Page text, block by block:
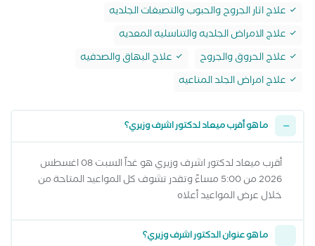
علاج اثار الجروح والحبوب والتصبغات الجلديه
علاج الامراض الجلديه والتناسليه المعديه
علاج الحروق والجروح
علاج البهاق والصدفيه
علاج امراض الجلد المناعيه
ما هو أقرب ميعاد لدكتور اشرف وزيري؟
أقرب ميعاد لدكتور اشرف وزيري هو غداً السبت 08 اغسطس
2026 من 5:00 مساءً وتقدر تشوف كل المواعيد المتاحة من
خلال عرض المواعيد أعلاه
ما هو عنوان الدكتور اشرف وزيري؟